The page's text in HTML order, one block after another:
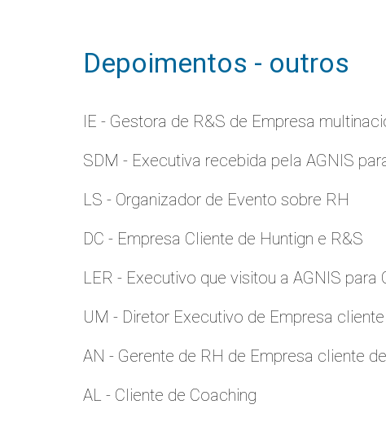
Depoimentos - outros
IE - Gestora de R&S de Empresa
SDM - Executiva recebida pela AGNIS
LS - Organizador de Evento sobre RH
DC - Empresa Cliente de Huntign e R&S
LER - Executivo que visitou a AGNIS para
UM - Diretor Executivo de Empresa
AN - Gerente de RH de Empresa cliente
AL - Cliente de Coaching